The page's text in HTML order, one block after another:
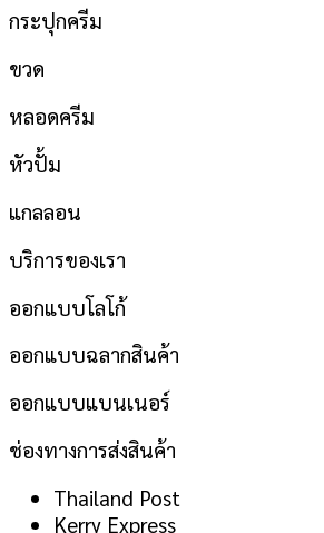
กระปุกครีม
ขวด
หลอดครีม
หัวปั้ม
แกลลอน
บริการของเรา
ออกแบบโลโก้
ออกแบบฉลากสินค้า
ออกแบบแบนเนอร์
ช่องทางการส่งสินค้า
Thailand Post
Kerry Express